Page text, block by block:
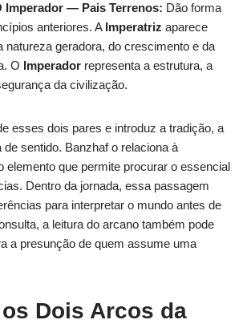
Imperador — Pais Terrenos: Dão forma
anteriores. A Imperatriz aparece
natureza geradora, do crescimento e da
O Imperador representa a estrutura, a
da civilização.
esses dois pares e introduz a tradição, a
sentido. Banzhaf o relaciona à
elemento que permite procurar o essencial
Dentro da jornada, essa passagem
para interpretar o mundo antes de
a leitura do arcano também pode
a presunção de quem assume uma
Dois Arcos da